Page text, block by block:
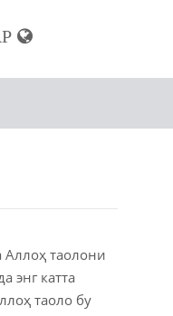
Аллоҳ таолони
энг катта
таоло бу